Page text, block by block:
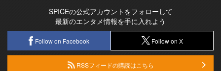
SPICEの公式アカウントをフォローして
最新のエンタメ情報を手に入れよう
Follow on Facebook Follow on X
RSSフィードの購読はこちら